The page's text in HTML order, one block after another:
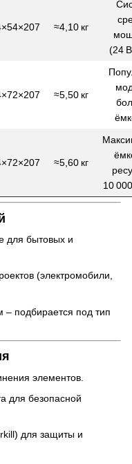
≈4,10 кг
(24
≈5,50 кг
≈5,60 кг
10
для бытовых и
(электромобили,
подбирается под тип
элементов.
для безопасной
для защиты и